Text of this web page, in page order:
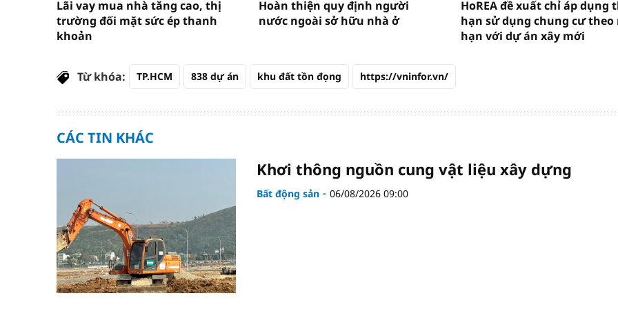
Lãi vay mua nhà tăng cao, thị
trường đối mặt sức ép thanh
khoản
Hoàn thiện quy định người
nước ngoài sở hữu nhà ở
HoREA đề xuất chỉ áp dụng
hạn sử dụng chung cư theo
hạn với dự án xây mới
Từ khóa: TP.HCM 838 dự án khu đất tồn đọng https://vninfor.vn/
CÁC TIN KHÁC
Khơi thông nguồn cung vật liệu xây dựng
Bất động sản 06/08/2026 09:00